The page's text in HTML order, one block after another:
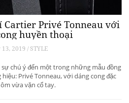
Privé Tonneau với
huyền thoại
2019 / STYLE
chú ý đến một trong những mẫu đồng
Privé Tonneau, với dáng cong đặc
vừa vặn cổ tay.